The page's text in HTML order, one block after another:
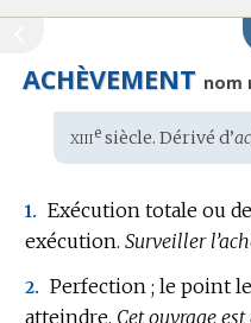
ACHÈVEMENT nom
Étymologie
:
xiiiesiècle. Dérivé d’
1. Exécution totale ou
exécution. Surveiller
2. Perfection ; le point
atteindre. Cet ouvrage